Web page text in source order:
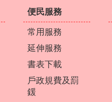
便民服務
常用服務
延伸服務
書表下載
戶政規費及罰
鍰